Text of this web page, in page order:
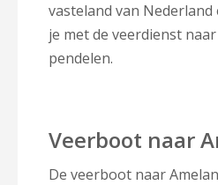
vasteland van
je met de veerdienst
pendelen.
Veerboot naar
De veerboot naar